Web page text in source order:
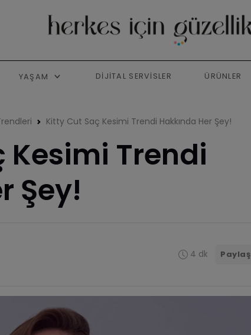
YAŞAM DIJITAL SERVISLER ÜRÜNLER
Kitty Cut Saç Kesimi Trendi Hakkında Her Şey!
Kesimi Trendi
Şey!
4 dk Paylaş